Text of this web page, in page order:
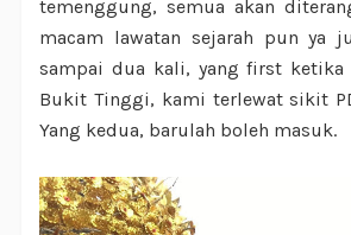
temenggung, semua akan
macam lawatan sejarah pun ya
sampai dua kali, yang first
Bukit Tinggi, kami terlewat sikit
Yang kedua, barulah boleh masuk.